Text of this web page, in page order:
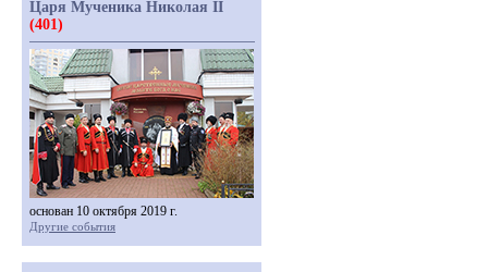
Царя Мученика Николая II
(401)
основан 10 октября 2019 г.
Другие события